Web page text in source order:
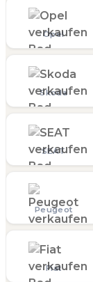
Opel
Skoda
SEAT
Peugeot
Fiat